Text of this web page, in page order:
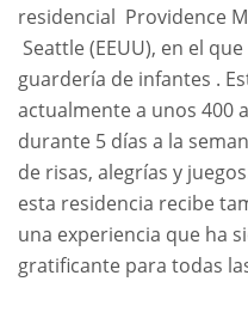
residencial Providence
Seattle (EEUU), en el
guardería de infantes .
actualmente a unos 400
durante 5 días a la
de risas, alegrías y
esta residencia recibe
una experiencia que ha
gratificante para todas